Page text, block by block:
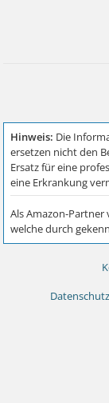
Datenschutz